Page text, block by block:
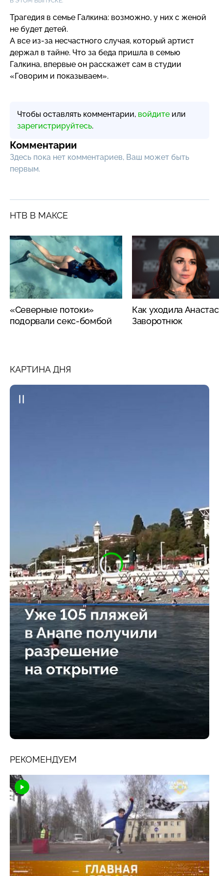
Трагедия в семье Галкина: возможно, у них с женой
не будет детей.
А все из-за несчастного случая, который артист
держал в тайне. Что за беда пришла в семью
Галкина, впервые он расскажет сам в студии
«Говорим и показываем».
Чтобы оставлять комментарии, войдите или
зарегистрируйтесь.
Комментарии
Здесь пока нет комментариев, Ваш может быть
первым.
НТВ В МАКСЕ
«Северные потоки»
подорвали секс-бомбой
Как уходила
Заворотнюк
КАРТИНА ДНЯ
РЕКОМЕНДУЕМ